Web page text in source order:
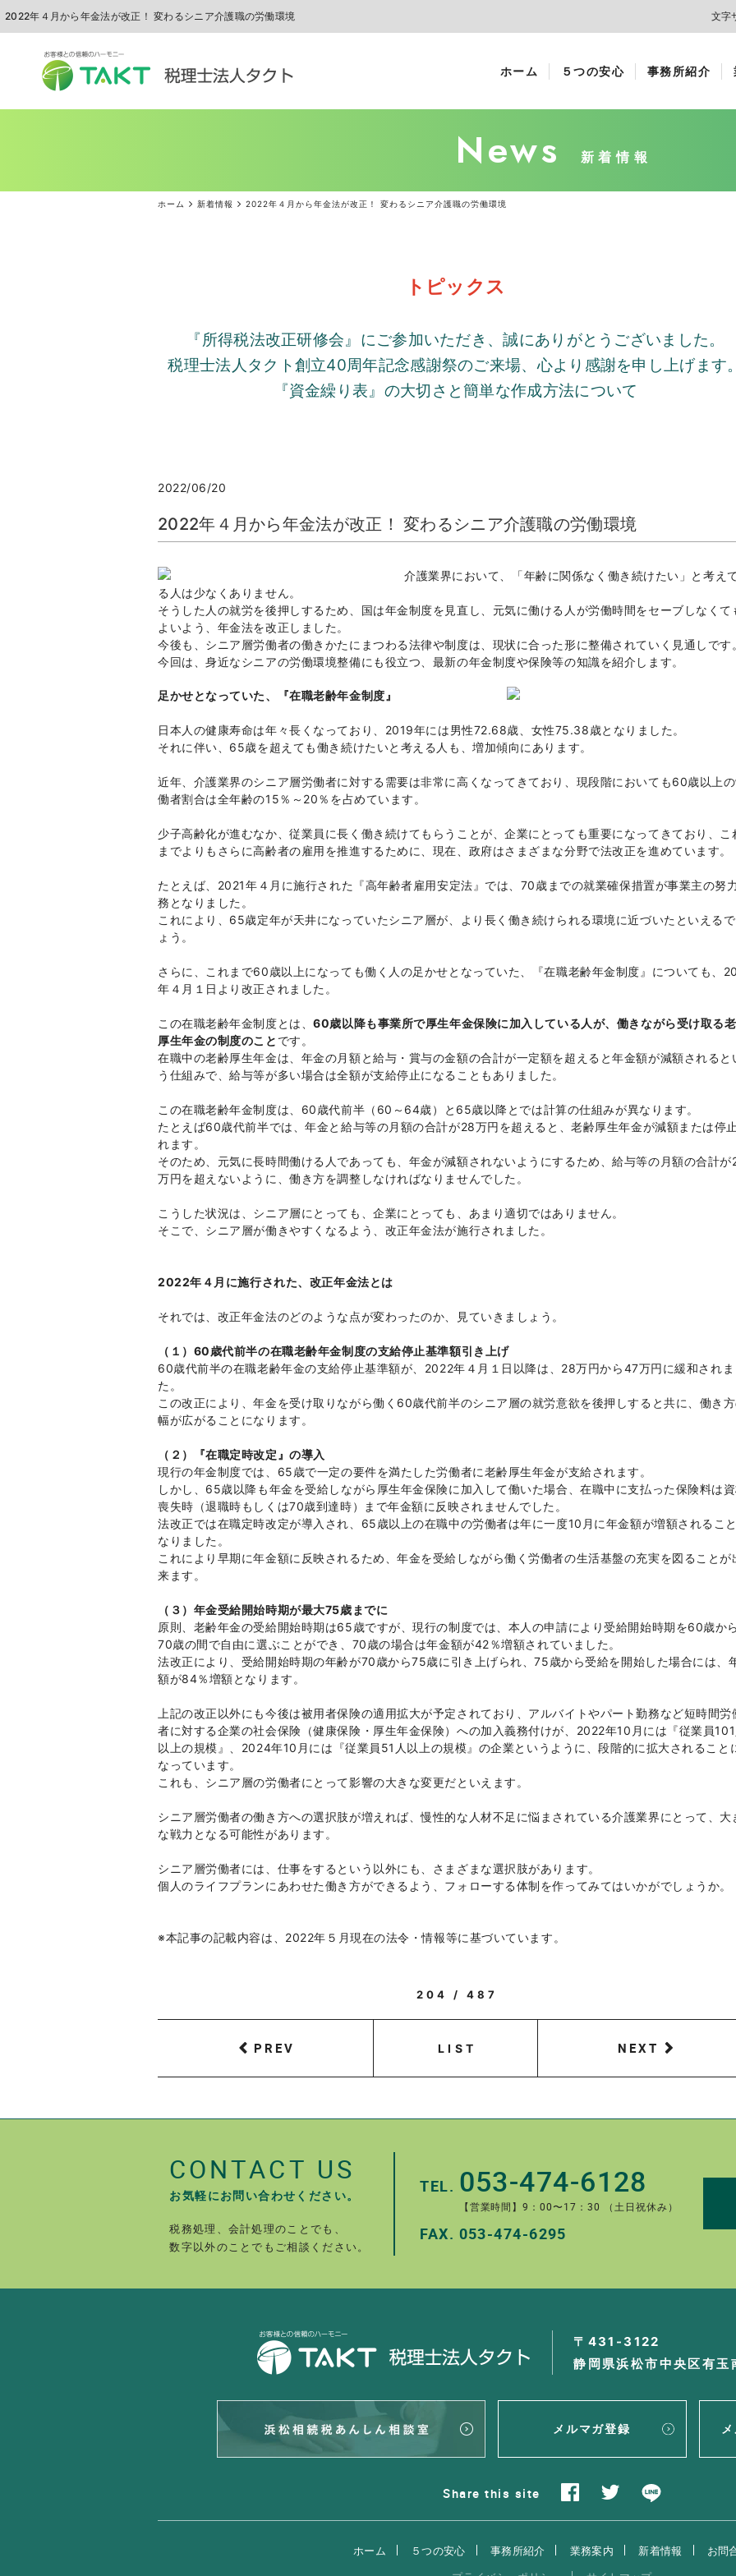
2022年４月から年金法が改正！ 変わるシニア介護職の労働環境 文字
ホーム ５つの安心 事務所紹介
News 新着情報
ホーム 新着情報 2022年４月から年金法が改正！ 変わるシニア介護職の労働環境
トピックス
『所得税法改正研修会』にご参加いただき、誠にありがとうございました。
税理士法人タクト創立40周年記念感謝祭のご来場、心より感謝を申し上げます。
『資金繰り表』の大切さと簡単な作成方法について
2022/06/20
2022年４月から年金法が改正！ 変わるシニア介護職の労働環境
介護業界において、「年齢に関係なく働き続けたい」と考え
る人は少なくありません。
そうした人の就労を後押しするため、国は年金制度を見直し、元気に働ける人が労働時間をセーブしなくて
よいよう、年金法を改正しました。
今後も、シニア層労働者の働きかたにまつわる法律や制度は、現状に合った形に整備されていく見通しです。
今回は、身近なシニアの労働環境整備にも役立つ、最新の年金制度や保険等の知識を紹介します。
足かせとなっていた、『在職老齢年金制度』
日本人の健康寿命は年々長くなっており、2019年には男性72.68歳、女性75.38歳となりました。
それに伴い、65歳を超えても働き続けたいと考える人も、増加傾向にあります。
近年、介護業界のシニア層労働者に対する需要は非常に高くなってきており、現段階においても60歳以上
働者割合は全年齢の15％～20％を占めています。
少子高齢化が進むなか、従業員に長く働き続けてもらうことが、企業にとっても重要になってきており、こ
までよりもさらに高齢者の雇用を推進するために、現在、政府はさまざまな分野で法改正を進めています。
たとえば、2021年４月に施行された『高年齢者雇用安定法』では、70歳までの就業確保措置が事業主の努
務となりました。
これにより、65歳定年が天井になっていたシニア層が、より長く働き続けられる環境に近づいたといえるで
ょう。
さらに、これまで60歳以上になっても働く人の足かせとなっていた、『在職老齢年金制度』についても、
年４月１日より改正されました。
この在職老齢年金制度とは、60歳以降も事業所で厚生年金保険に加入している人が、働きながら受け取る
厚生年金の制度のこと です。
在職中の老齢厚生年金は、年金の月額と給与・賞与の金額の合計が一定額を超えると年金額が減額されると
う仕組みで、給与等が多い場合は全額が支給停止になることもありました。
この在職老齢年金制度は、60歳代前半（60～64歳）と65歳以降とでは計算の仕組みが異なります。
たとえば60歳代前半では、年金と給与等の月額の合計が28万円を超えると、老齢厚生年金が減額または停
れます。
そのため、元気に長時間働ける人であっても、年金が減額されないようにするため、給与等の月額の合計が
万円を超えないように、働き方を調整しなければなりませんでした。
こうした状況は、シニア層にとっても、企業にとっても、あまり適切ではありません。
そこで、シニア層が働きやすくなるよう、改正年金法が施行されました。
2022年４月に施行された、改正年金法とは
それでは、改正年金法のどのような点が変わったのか、見ていきましょう。
（１）60歳代前半の在職老齢年金制度の支給停止基準額引き上げ
60歳代前半の在職老齢年金の支給停止基準額が、2022年４月１日以降は、28万円から47万円に緩和されま
た。
この改正により、年金を受け取りながら働く60歳代前半のシニア層の就労意欲を後押しすると共に、働き
幅が広がることになります。
（２）『在職定時改定』の導入
現行の年金制度では、65歳で一定の要件を満たした労働者に老齢厚生年金が支給されます。
しかし、65歳以降も年金を受給しながら厚生年金保険に加入して働いた場合、在職中に支払った保険料は
喪失時（退職時もしくは70歳到達時）まで年金額に反映されませんでした。
法改正では在職定時改定が導入され、65歳以上の在職中の労働者は年に一度10月に年金額が増額されるこ
なりました。
これにより早期に年金額に反映されるため、年金を受給しながら働く労働者の生活基盤の充実を図ることが
来ます。
（３）年金受給開始時期が最大75歳までに
原則、老齢年金の受給開始時期は65歳ですが、現行の制度では、本人の申請により受給開始時期を60歳から
70歳の間で自由に選ぶことができ、70歳の場合は年金額が42％増額されていました。
法改正により、受給開始時期の年齢が70歳から75歳に引き上げられ、75歳から受給を開始した場合には、
額が84％増額となります。
上記の改正以外にも今後は被用者保険の適用拡大が予定されており、アルバイトやパート勤務など短時間労
者に対する企業の社会保険（健康保険・厚生年金保険）への加入義務付けが、2022年10月には『従業員101
以上の規模』、2024年10月には『従業員51人以上の規模』の企業というように、段階的に拡大されること
なっています。
これも、シニア層の労働者にとって影響の大きな変更だといえます。
シニア層労働者の働き方への選択肢が増えれば、慢性的な人材不足に悩まされている介護業界にとって、大
な戦力となる可能性があります。
シニア層労働者には、仕事をするという以外にも、さまざまな選択肢があります。
個人のライフプランにあわせた働き方ができるよう、フォローする体制を作ってみてはいかがでしょうか。
※本記事の記載内容は、2022年５月現在の法令・情報等に基づいています。
204 / 487
PREV LIST NEXT
CONTACT US
お気軽にお問い合わせください。
税務処理、会計処理のことでも、
数字以外のことでもご相談ください。
TEL. 053-474-6128
【営業時間】9：00〜17：30 （土日祝休み）
FAX. 053-474-6295
〒431-3122
静岡県浜松市中央区有
メルマガ登録
Share this site
ホーム ５つの安心 事務所紹介 業務案内 新着情報
お問